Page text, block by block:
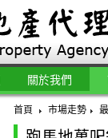
關於我們
首頁 市場走勢